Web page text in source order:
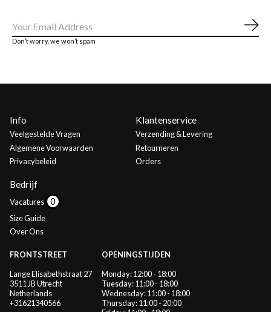
Don’t worry, we won’t spam
Info
Veelgestelde Vragen
Algemene Voorwaarden
Privacybeleid
Klantenservice
Verzending & Levering
Retourneren
Orders
Bedrijf
Vacatures
Size Guide
Over Ons
FRONTSTREET
Lange Elisabethstraat 27
3511 JB Utrecht
Netherlands
+31621340566
OPENINGSTIJDEN
Monday: 12:00 - 18:00
Tuesday: 11:00 - 18:00
Wednesday: 11:00 - 18:00
Thursday: 11:00 - 20:00